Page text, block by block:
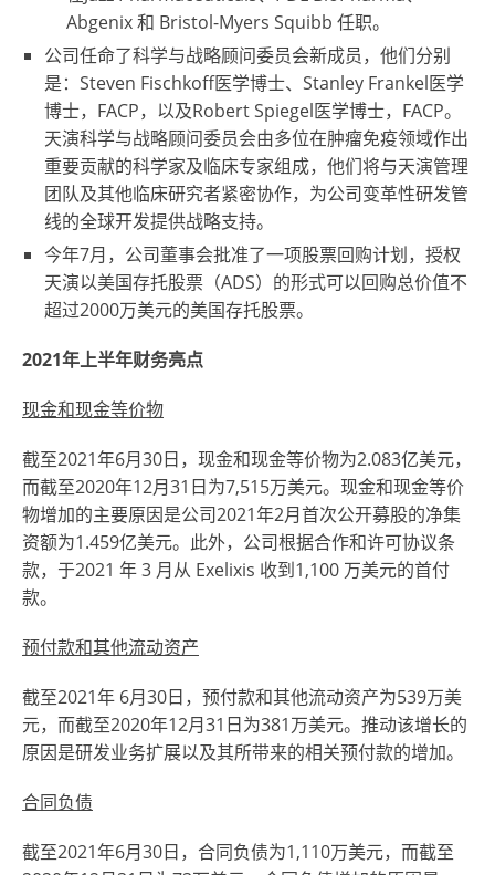
Abgenix 和 Bristol-Myers Squibb 任职。
公司任命了科学与战略顾问委员会新成员，他们分别
是：Steven Fischkoff医学博士、Stanley Frankel医学
博士，FACP，以及Robert Spiegel医学博士，FACP。
天演科学与战略顾问委员会由多位在肿瘤免疫领域作出
重要贡献的科学家及临床专家组成，他们将与天演管理
团队及其他临床研究者紧密协作，为公司变革性研发管
线的全球开发提供战略支持。
今年7月，公司董事会批准了一项股票回购计划，授权
天演以美国存托股票（ADS）的形式可以回购总价值不
超过2000万美元的美国存托股票。
2021年上半年财务亮点
现金和现金等价物
截至2021年6月30日，现金和现金等价物为2.083亿美元，
而截至2020年12月31日为7,515万美元。现金和现金等价
物增加的主要原因是公司2021年2月首次公开募股的净集
资额为1.459亿美元。此外，公司根据合作和许可协议条
款，于2021 年 3 月从 Exelixis 收到1,100 万美元的首付
款。
预付款和其他流动资产
截至2021年 6月30日，预付款和其他流动资产为539万美
元，而截至2020年12月31日为381万美元。推动该增长的
原因是研发业务扩展以及其所带来的相关预付款的增加。
合同负债
截至2021年6月30日，合同负债为1,110万美元，而截至